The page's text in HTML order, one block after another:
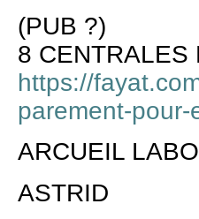
(PUB ?)
8 CENTRALES
https://
parement-pour-
ARCUEIL
ASTRID